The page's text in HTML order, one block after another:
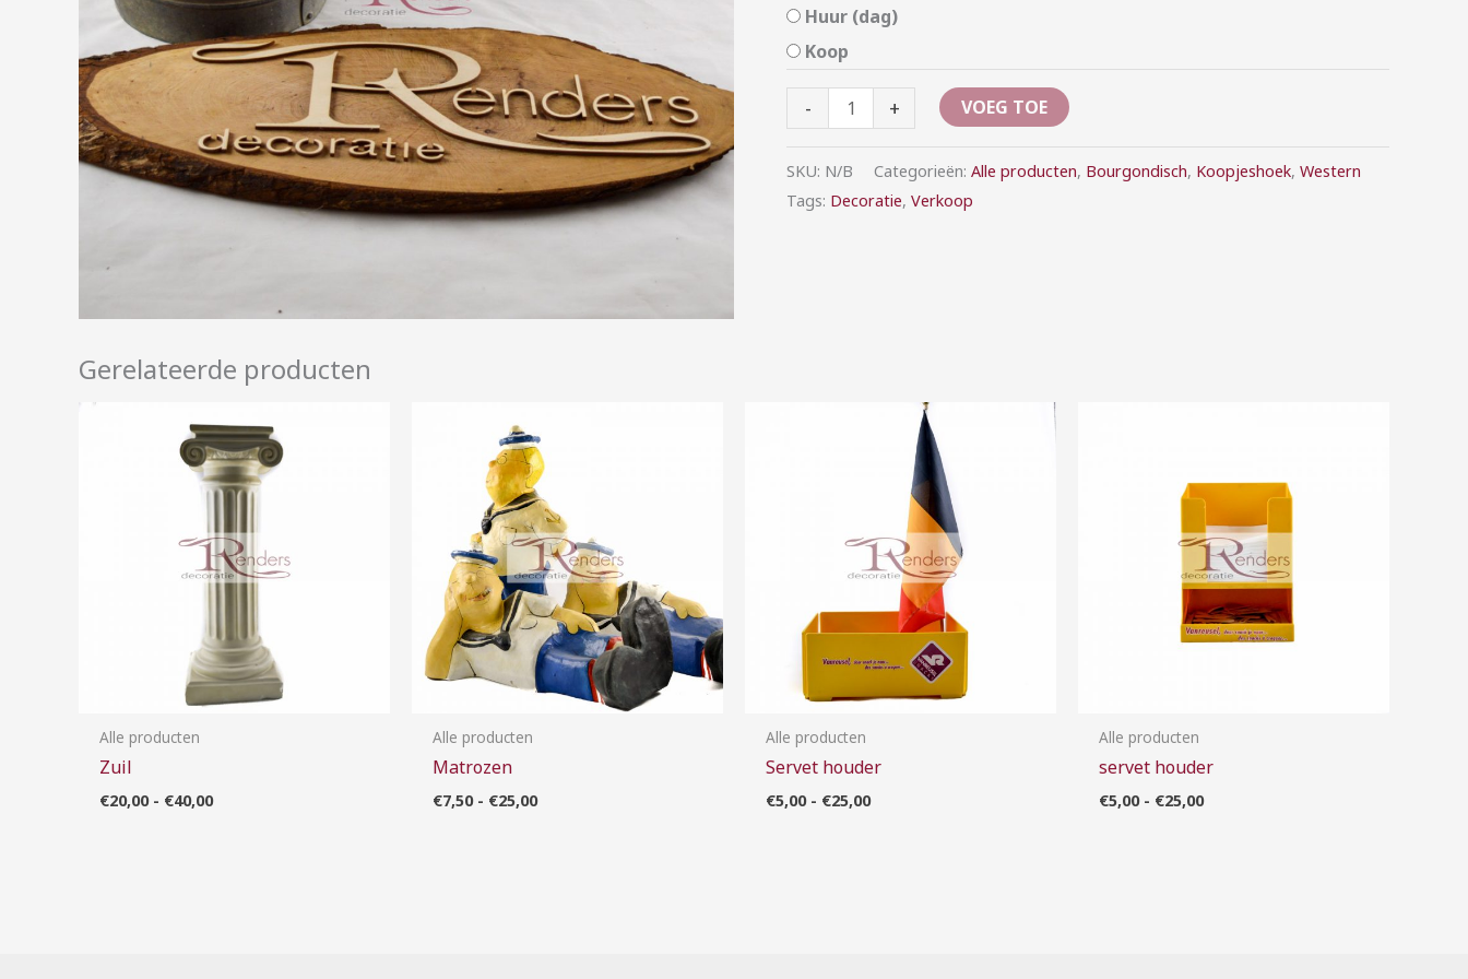
Huur (dag)
Koop
- + VOEG TOE
SKU: N/B Categorieën: Alle producten, Bourgondisch, Koopjeshoek, Western
Tags: Decoratie, Verkoop
Gerelateerde producten
Alle producten
Zuil
€20,00 - €40,00
€20,00
tot
€40,00
Alle producten
Matrozen
€7,50 - €25,00
tot
€25,00
Alle producten
Servet houder
€5,00 - €25,00
Prijsklasse:
€25,00
Alle producten
servet houder
€5,00 - €25,00